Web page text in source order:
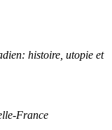
histoire, utopie et
France